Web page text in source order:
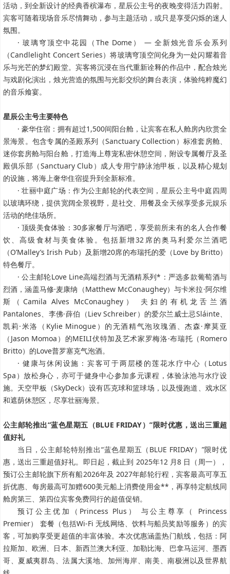
活动，到全新设计的经典香槟瀑布，星辰公主号的夜晚变得活力四射。
宾客可随着现场音乐尽情舞动，参与主题活动，或只是享受闪烁的迷人
氛围。
· 玻璃穹顶空中花园（The Dome） — 全新烛光音乐会系列
（Candlelight Concert Series）将玻璃穹顶空间化身为一处闪耀着音
乐与光芒的梦幻殿堂。宾客将沉浸在当代重新诠释的作品中，配合烛光
与戏剧化演出，烛光营造的氛围与光影交织的舞台表演，体验纯粹魔幻
的音乐飨宴。
星辰公主号主要特色
· 豪华住宿：拥有超过1,500间阳台舱，让宾客在私人舱房内欣赏全
景海景。包含专属的圣殿系列（Sanctuary Collection）标准套房舱、
迷你套房舱与阳台舱，打造海上尊宠私密休憩空间，附设专属餐厅及圣
殿俱乐部（Sanctuary Club）成人专用宁静泳池甲板，以及精心规划
的设施，将海上奢华住宿提升到全新标准。
· 壮丽中庭广场：作为公主邮轮的代表空间，星辰公主号中庭四周
以玻璃环绕，提供宽阔全景视野，是社交、用餐及全天候享受多元娱乐
活动的绝佳场所。
· 顶级美食体验：30多家餐厅与酒吧，享受前所未有的名人合作餐
饮、高级食材与美食体验。包括新增32席的奥马利爱尔兰酒吧
（O’Malley’s Irish Pub）及新增20席的布瑞托的爱（Love by Britto）
特色餐厅。
· 公主邮轮Love Line高端烈酒与无酒精系列*：严选多款葡萄酒与
烈酒，涵盖马修·麦康纳（Matthew McConaughey）与卡米拉·阿尔维
斯（Camila Alves McConaughey） 夫妇的有机龙舌兰酒
Pantalones、李佛·薛伯（Liev Schreiber）的爱尔兰威士忌Sláinte、
凯莉·米洛（Kylie Minogue）的无酒精气泡玫瑰酒、杰森·摩莫亚
（Jason Momoa）的MEILI伏特加及艺术家罗梅洛·布瑞托（Romero
Britto）的Love普罗塞克气泡酒。
· 健康与休闲设施：宾客可于两层楼的莲花水疗中心（Lotus
Spa）放松身心，亦可于健身中心参加多元课程，体验泳池与水疗设
施。天空甲板（SkyDeck）设有匹克球和篮球场，以及慢跑道、戏水区
和遮荫休憩区，尽享壮丽海景。
公主邮轮推出“蓝色星期五（BLUE FRIDAY）”限时优惠，送出三重超
值好礼
当日，公主邮轮特别推出“蓝色星期五（BLUE FRIDAY）”限时优
惠，送出三重超值好礼。即日起，截止到 2025年12 月8 日（周一），
预订公主邮轮旗下所有船2026年及 2027年邮轮行程，宾客最高可享五
折优惠、每房最高可加赠600美元船上消费使用金**，再享特定航线同
舱房第三、第四位宾客免费同行的超值促销。
预订公主优加（Princess Plus） 与公主尊享（ Princess
Premier） 套餐（包括Wi-Fi 无线网络、饮料与船员奖励等服务）的宾
客，可加购享受更超值的丰富体验。本次优惠涵盖热门航线，包括：阿
拉斯加、欧洲、日本、新西兰澳大利亚、加勒比海、巴拿马运河、墨西
哥、夏威夷群岛、法属大溪地、加州海岸、南美、南极洲以及世界航